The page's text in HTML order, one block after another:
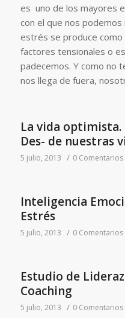
es uno de los mayores
con el que nos
estrés se produce
factores tensionales o
padecemos. Y como no
nos llega de fuera,
La vida
Des- de nuestras
5 julio, 2013 / 0 Comentarios
Inteligencia
Estrés
5 julio, 2013 / 0 Comentarios
Estudio de
Coaching
5 julio, 2013 / 0 Comentarios